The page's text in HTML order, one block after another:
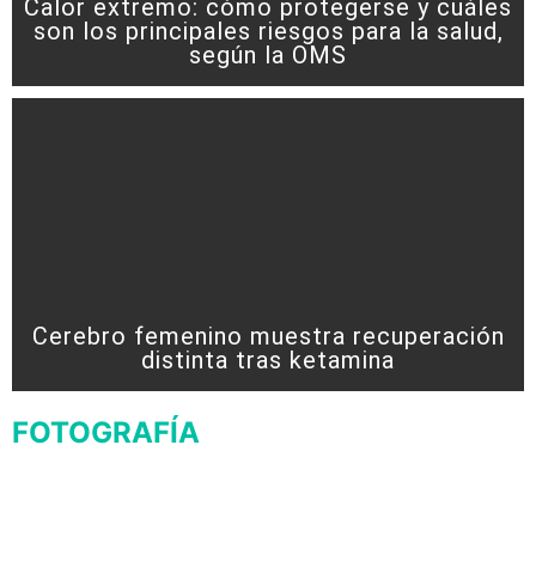
Calor extremo: cómo protegerse y cuáles
son los principales riesgos para la salud,
según la OMS
Cerebro femenino muestra recuperación
distinta tras ketamina
FOTOGRAFÍA